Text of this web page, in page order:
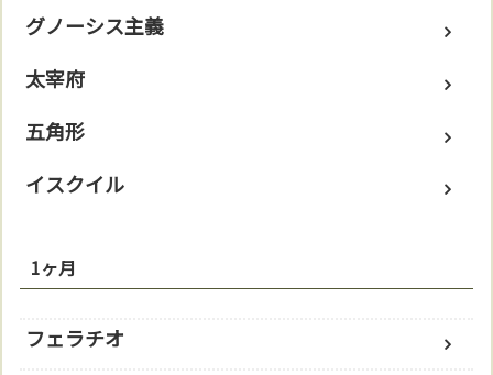
グノーシス主義
太宰府
五角形
イスクイル
1ヶ月
フェラチオ